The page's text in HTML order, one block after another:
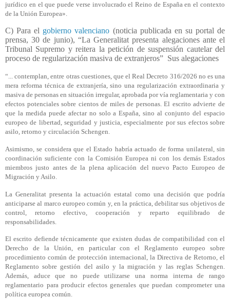
jurídico en el que puede verse involucrado el Reino de España en el contexto
de la Unión Europea».
C) Para el gobierno valenciano (noticia publicada en su portal de
prensa, 30 de junio), “La Generalitat presenta alegaciones ante el
Tribunal Supremo y reitera la petición de suspensión cautelar del
proceso de regularización masiva de extranjeros” Sus alegaciones
“... contemplan, entre otras cuestiones, que el Real Decreto 316/2026 no es una
mera reforma técnica de extranjería, sino una regularización extraordinaria y
masiva de personas en situación irregular, aprobada por vía reglamentaria y con
efectos potenciales sobre cientos de miles de personas. El escrito advierte de
que la medida puede afectar no solo a España, sino al conjunto del espacio
europeo de libertad, seguridad y justicia, especialmente por sus efectos sobre
asilo, retorno y circulación Schengen.
Asimismo, se considera que el Estado habría actuado de forma unilateral, sin
coordinación suficiente con la Comisión Europea ni con los demás Estados
miembros justo antes de la plena aplicación del nuevo Pacto Europeo de
Migración y Asilo.
La Generalitat presenta la actuación estatal como una decisión que podría
anticiparse al marco europeo común y, en la práctica, debilitar sus objetivos de
control, retorno efectivo, cooperación y reparto equilibrado de
responsabilidades.
El escrito defiende técnicamente que existen dudas de compatibilidad con el
Derecho de la Unión, en particular con el Reglamento europeo sobre
procedimiento común de protección internacional, la Directiva de Retorno, el
Reglamento sobre gestión del asilo y la migración y las reglas Schengen.
Además, aduce que no puede utilizarse una norma interna de rango
reglamentario para producir efectos generales que puedan comprometer una
política europea común.